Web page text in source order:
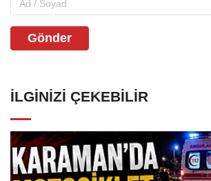
Gönder
İLGINIZI ÇEKEBILIR